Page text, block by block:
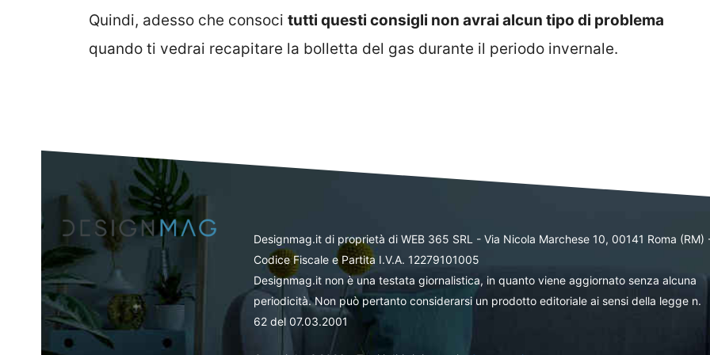
Quindi, adesso che consoci tutti questi consigli non avrai alcun tipo di problema
quando ti vedrai recapitare la bolletta del gas durante il periodo invernale.
Designmag.it di proprietà di WEB 365 SRL - Via Nicola Marchese 10, 00141 Roma (RM)
Codice Fiscale e Partita I.V.A. 12279101005
Designmag.it non è una testata giornalistica, in quanto viene aggiornato senza alcuna
periodicità. Non può pertanto considerarsi un prodotto editoriale ai sensi della legge n.
62 del 07.03.2001